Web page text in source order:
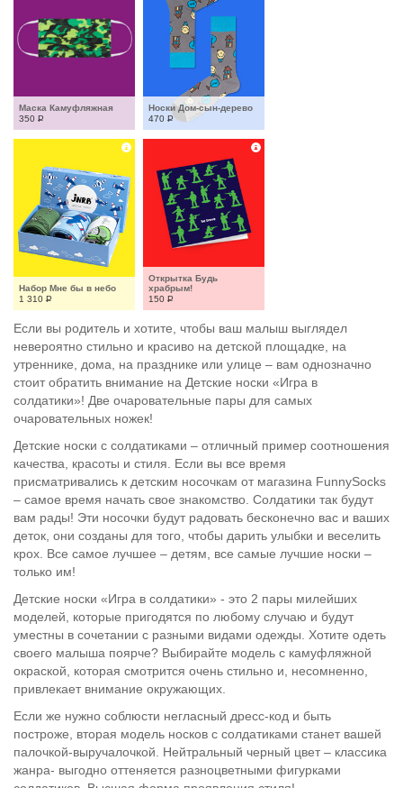
Маска Камуфляжная
350 Р
Носки Дом-сын-дерево
470 Р
Набор Мне бы в небо
1 310 Р
Открытка Будь
храбрым!
150 Р
Если вы родитель и хотите, чтобы ваш малыш выглядел
невероятно стильно и красиво на детской площадке, на
утреннике, дома, на празднике или улице – вам однозначно
стоит обратить внимание на Детские носки «Игра в
солдатики»! Две очаровательные пары для самых
очаровательных ножек!
Детские носки с солдатиками – отличный пример соотношения
качества, красоты и стиля. Если вы все время
присматривались к детским носочкам от магазина FunnySocks
– самое время начать свое знакомство. Солдатики так будут
вам рады! Эти носочки будут радовать бесконечно вас и ваших
деток, они созданы для того, чтобы дарить улыбки и веселить
крох. Все самое лучшее – детям, все самые лучшие носки –
только им!
Детские носки «Игра в солдатики» - это 2 пары милейших
моделей, которые пригодятся по любому случаю и будут
уместны в сочетании с разными видами одежды. Хотите одеть
своего малыша поярче? Выбирайте модель с камуфляжной
окраской, которая смотрится очень стильно и, несомненно,
привлекает внимание окружающих.
Если же нужно соблюсти негласный дресс-код и быть
построже, вторая модель носков с солдатиками станет вашей
палочкой-выручалочкой. Нейтральный черный цвет – классика
жанра- выгодно оттеняется разноцветными фигурками